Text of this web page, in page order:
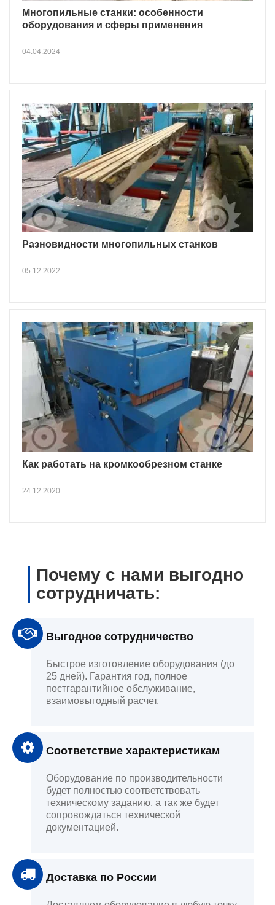
Многопильные станки: особенности
оборудования и сферы применения
04.04.2024
Разновидности многопильных станков
05.12.2022
Как работать на кромкообрезном станке
24.12.2020
Почему с нами выгодно
сотрудничать:
Выгодное сотрудничество
Быстрое изготовление оборудования (до
25 дней). Гарантия год, полное
постгарантийное обслуживание,
взаимовыгодный расчет.
Соответствие характеристикам
Оборудование по производительности
будет полностью соответствовать
техническому заданию, а так же будет
сопровождаться технической
документацией.
Доставка по России